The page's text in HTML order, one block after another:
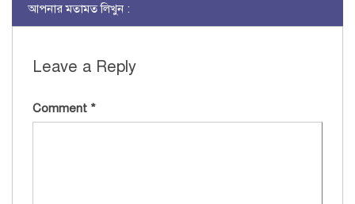
আপনার মতামত লিখুন :
Leave a Reply
Comment *